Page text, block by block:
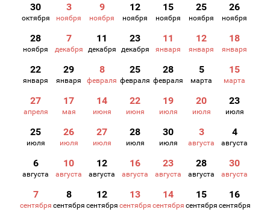
30
октября
3
ноября
9
ноября
12
ноября
15
ноября
25
ноября
26
ноября
28
ноября
7
декабря
11
декабря
23
декабря
11
января
12
января
18
января
22
января
29
января
8
февраля
25
февраля
28
февраля
5
марта
15
марта
27
апреля
17
мая
14
июня
22
июня
19
июля
20
июля
23
июля
25
июля
26
июля
27
июля
28
июля
30
июля
3
августа
4
августа
6
августа
10
августа
12
августа
16
августа
23
августа
28
августа
30
августа
7
сентября
8
сентября
12
сентября
13
сентября
14
сентября
15
сентября
16
сентября